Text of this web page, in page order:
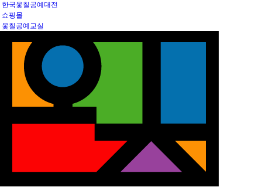
한국옻칠공예대전
쇼핑몰
옻칠공예교실